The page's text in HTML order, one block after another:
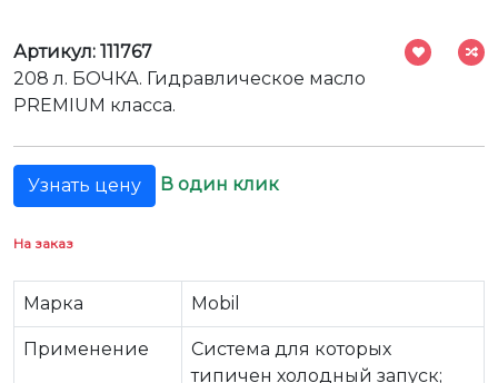
Артикул: 111767
208 л. БОЧКА. Гидравлическое масло
PREMIUM класса.
Узнать цену В один клик
На заказ
Марка Mobil
Применение
Система для которых
типичен холодный запуск;